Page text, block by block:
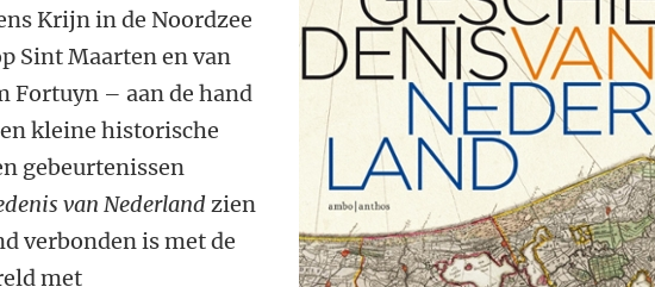
Krijn in de Noordzee
Sint Maarten en van
Fortuyn – aan de hand
kleine historische
gebeurtenissen
van Nederlandzien
verbonden is met de
met